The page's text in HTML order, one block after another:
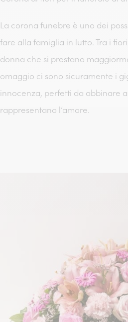
La corona funebre è uno dei
fare alla famiglia in lutto. Tra i
donna che si prestano
omaggio ci sono sicuramente i
innocenza, perfetti da abbinare
rappresentano l’amore.